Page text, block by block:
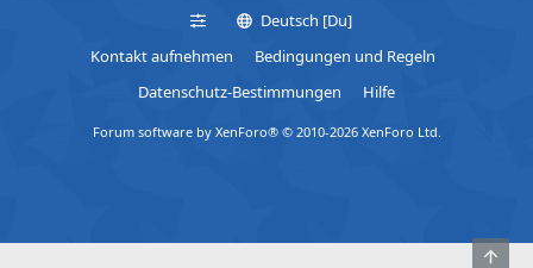
Deutsch [Du]
Kontakt aufnehmen
Bedingungen und Regeln
Datenschutz-Bestimmungen
Hilfe
Forum software by XenForo® © 2010-2026 XenForo Ltd.